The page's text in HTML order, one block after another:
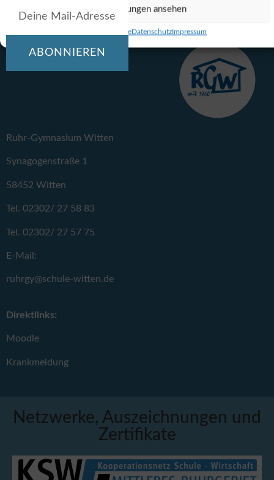
Einstellungen ansehen
Cookie-RichtlinieDatenschutzImpressum
Ruhr-Gymnasium Witten
Synagogenstraße 1
58452 Witten
Tel. 02302/ 27 58 83
Tel. 02302/ 27 57 75
E-Mail:
ruhrgy@schule-witten.de
Direktlinks:
Moodle
Krankmeldung
Netzwerke, Auszeichnungen und
Zertifikate
ABONNIEREN